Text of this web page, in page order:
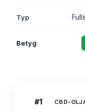
Typ
Betyg
#1 CBD-